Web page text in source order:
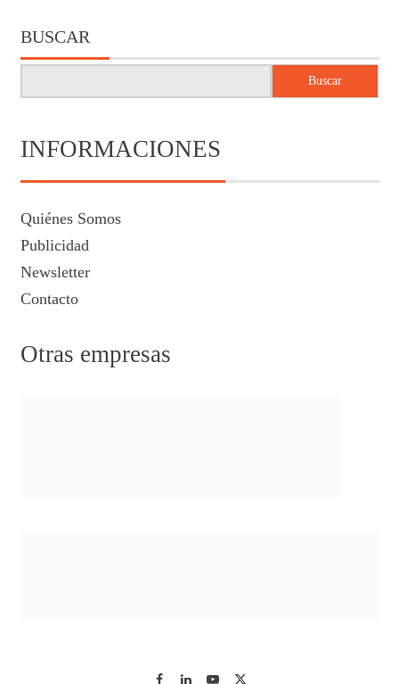
BUSCAR
Buscar
INFORMACIONES
Quiénes Somos
Publicidad
Newsletter
Contacto
Otras empresas